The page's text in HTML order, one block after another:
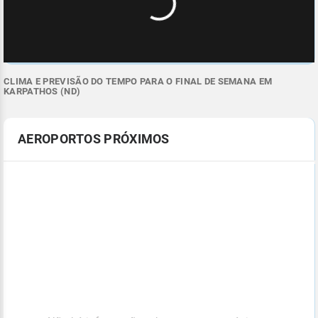
CLIMA E PREVISÃO DO TEMPO PARA O FINAL DE SEMANA EM
KARPATHOS (ND)
AEROPORTOS PRÓXIMOS